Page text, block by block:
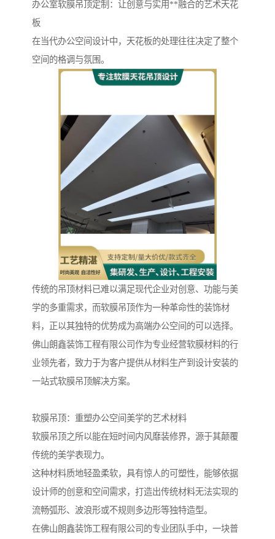
办公室软膜吊顶定制：让创意与实用**融合的艺术天花
板
在当代办公空间设计中，天花板的处理往往决定了整个
空间的格调与氛围。
传统的吊顶材料已难以满足现代企业对创意、功能与美
学的多重需求，而软膜吊顶作为一种革命性的装饰材
料，正以其独特的优势成为高端办公空间的可以选择。
佛山朗鑫装饰工程有限公司作为专业经营软膜材料的行
业领先者，致力于为客户提供从材料生产到设计安装的
一站式软膜吊顶解决方案。
软膜吊顶：重塑办公空间美学的艺术材料
软膜吊顶之所以能在短时间内风靡装修界，源于其颠覆
传统的美学表现力。
这种材料质地轻盈柔软，具有惊人的可塑性，能够依据
设计师的创意和空间需求，打造出传统材料无法实现的
流畅弧形、波浪形或不规则多边形等独特造型。
在佛山朗鑫装饰工程有限公司的专业团队手中，一块普